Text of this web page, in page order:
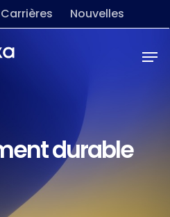
Carrières Nouvelles
durable